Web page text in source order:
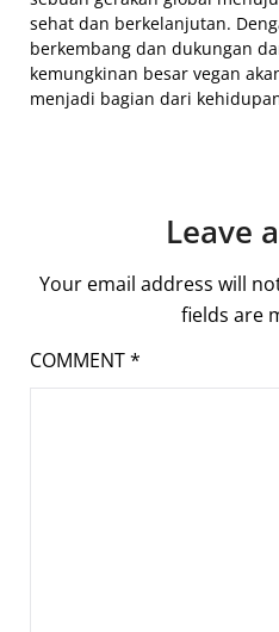
sehat dan berkelanjutan.
berkembang dan dukungan
kemungkinan besar vegan
menjadi bagian dari
Leave
Your email address will
fields are
COMMENT*